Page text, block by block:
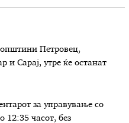
Петровец,
и Сарај, утре ќе останат
за управување со
12:35 часот, без